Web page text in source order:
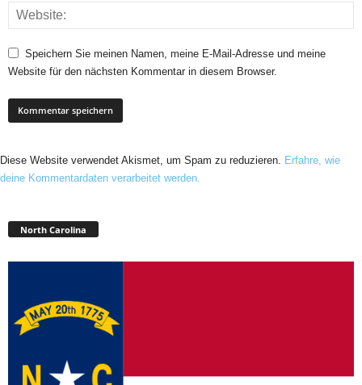
Speichern Sie meinen Namen, meine E-Mail-Adresse und meine
Website für den nächsten Kommentar in diesem Browser.
Diese Website verwendet Akismet, um Spam zu reduzieren. Erfahre, wie
deine Kommentardaten verarbeitet werden.
North Carolina